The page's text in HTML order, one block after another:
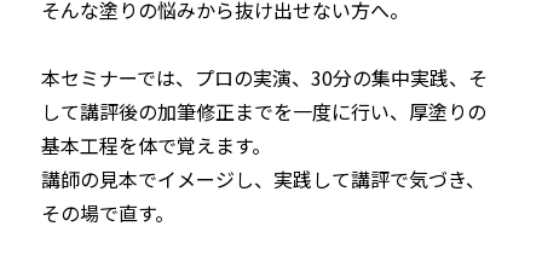
そんな塗りの悩みから抜け出せない方へ。
本セミナーでは、プロの実演、30分の集中実践、そ
して講評後の加筆修正までを一度に行い、厚塗りの
基本工程を体で覚えます。
講師の見本でイメージし、実践して講評で気づき、
その場で直す。